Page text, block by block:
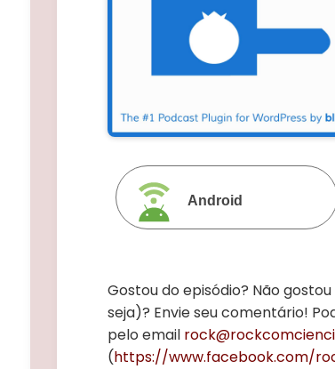
Android
Gostou do episódio? Não
seja)? Envie seu comentário!
pelo email
(https://www.facebook.com/